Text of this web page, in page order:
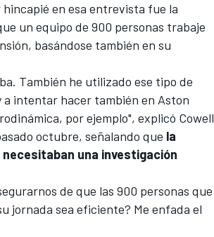
en esa entrevista fue la
un equipo de 900 personas trabaje
basándose también en su
También he utilizado ese tipo de
a intentar hacer también en Aston
por ejemplo", explicó Cowell
octubre, señalando que la
una investigación
de que las 900 personas que
jornada sea eficiente? Me enfada el